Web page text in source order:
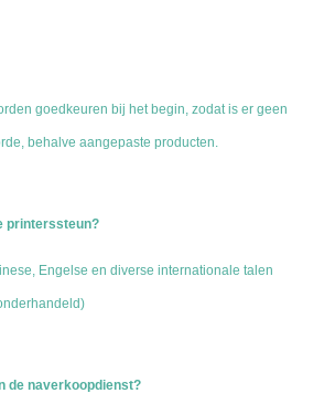
goedkeuren bij het begin, zodat is er geen
behalve aangepaste producten.
printerssteun?
Engelse en diverse internationale talen
de naverkoopdienst?